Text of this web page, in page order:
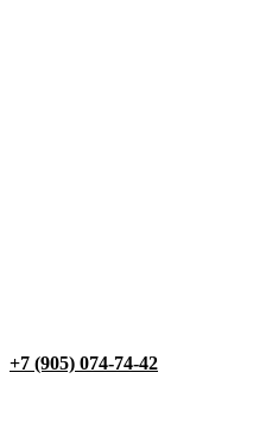
+7 (905) 074-74-42